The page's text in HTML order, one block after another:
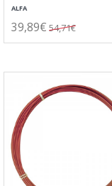
ALFA
39,89€ 54,71€